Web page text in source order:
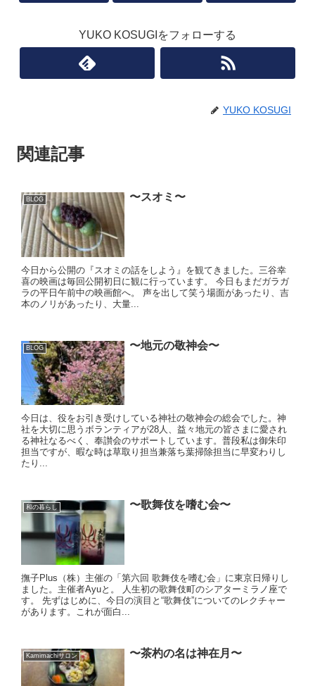
YUKO KOSUGIをフォローする
YUKO KOSUGI
関連記事
BLOG 〜スオミ〜
今日から公開の『スオミの話をしよう』を観てきました。三谷幸
喜の映画は毎回公開初日に観に行っています。 今日もまだガラガ
ラの平日午前中の映画館へ。 声を出して笑う場面があったり、吉
本のノリがあったり、大量...
BLOG 〜地元の敬神会〜
今日は、役をお引き受けしている神社の敬神会の総会でした。神
社を大切に思うボランティアが28人、益々地元の皆さまに愛され
る神社なるべく、奉讃会のサポートしています。普段私は御朱印
担当ですが、暇な時は草取り担当兼落ち葉掃除担当に早変わりし
たり...
和の暮らし 〜歌舞伎を嗜む会〜
撫子Plus（株）主催の「第六回 歌舞伎を嗜む会」に東京日帰りし
ました。主催者Ayuと。 人生初の歌舞伎町のシアターミラノ座で
す。 先ずはじめに、今日の演目と“歌舞伎”についてのレクチャー
があります。これが面白...
Kamimachiサロン 〜茶杓の名は神在月〜